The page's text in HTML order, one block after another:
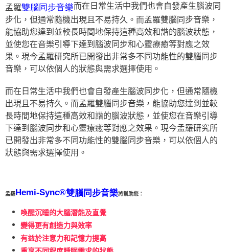
孟羅雙腦同步音樂而在日常生活中我們也會自發產生腦波同
步化，但通常隨機出現且不易持久。而孟羅雙腦同步音樂，
能協助您達到並較長時間地保持這種高效和諧的腦波狀態，
並使您在音樂引導下達到腦波同步和心靈療癒等對應之效
果。現今孟羅研究所已開發出非常多不同功能性的雙腦同步
音樂，可以依個人的狀態與需求選擇使用。
而在日常生活中我們也會自發產生腦波同步化，但通常隨機
出現且不易持久。而孟羅雙腦同步音樂，能協助您達到並較
長時間地保持這種高效和諧的腦波狀態，並使您在音樂引導
下達到腦波同步和心靈療癒等對應之效果。現今孟羅研究所
已開發出非常多不同功能性的雙腦同步音樂，可以依個人的
狀態與需求選擇使用。
孟羅Hemi-Sync®雙腦同步音樂將幫助您：
喚醒沉睡的大腦潛能及直覺
變得更有創造力與效率
有益於注意力和記憶力提高